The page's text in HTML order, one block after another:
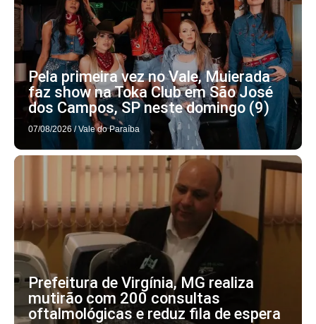
Pela primeira vez no Vale, Muierada
faz show na Toka Club em São José
dos Campos, SP neste domingo (9)
07/08/2026 / Vale do Paraíba
Prefeitura de Virgínia, MG realiza
mutirão com 200 consultas
oftalmológicas e reduz fila de espera